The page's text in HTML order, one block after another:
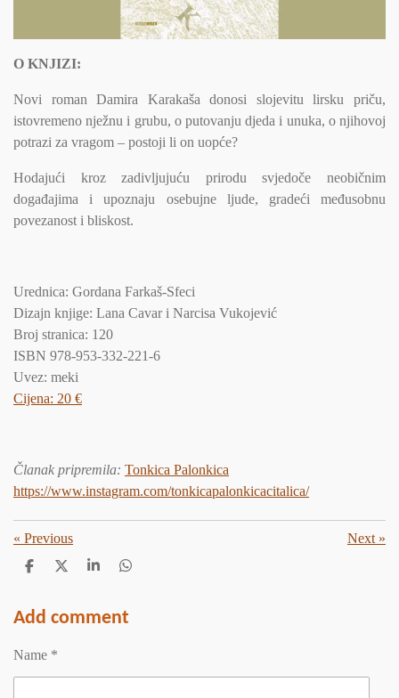
O KNJIZI:
Novi roman Damira Karakaša donosi slojevitu lirsku priču,
istovremeno nježnu i grubu, o putovanju djeda i unuka, o njihovoj
potrazi za vragom – postoji li on uopće?
Hodajući kroz zadivljujuću prirodu svjedoče neobičnim
događajima i upoznaju osebujne ljude, gradeći međusobnu
povezanost i bliskost.
Urednica: Gordana Farkaš-Sfeci
Dizajn knjige: Lana Cavar i Narcisa Vukojević
Broj stranica: 120
ISBN 978-953-332-221-6
Uvez: meki
Cijena: 20 €
Članak pripremila: Tonkica Palonkica
https://www.instagram.com/tonkicapalonkicacitalica/
« Previous Next »
S
r
e
S
r
e
S
r
e
S
r
e
Add comment
Name *